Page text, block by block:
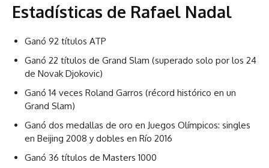
Estadísticas de Rafael Nadal
Ganó 92 títulos ATP
Ganó 22 títulos de Grand Slam (superado solo por los 24
de Novak Djokovic)
Ganó 14 veces Roland Garros (récord histórico en un
Grand Slam)
Ganó dos medallas de oro en Juegos Olímpicos: singles
en Beijing 2008 y dobles en Río 2016
Ganó 36 títulos de Masters 1000